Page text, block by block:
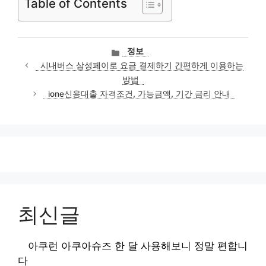
Table of Contents
카
테
고
리
정보
시내버스 삼성페이로 요금 결제하기 간편하게 이용하는
방법
ione신용대출 자격조건, 가능금액, 기간 금리 안내
최신글
아쿠런 아쿠아슈즈 한 달 사용해보니 정말 편합니
다